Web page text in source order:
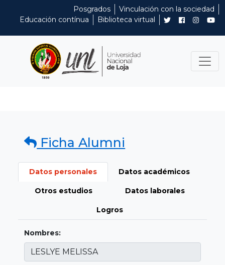
Posgrados
Vinculación con la sociedad
Educación contínua
Biblioteca virtual
Ficha Alumni
Datos personales Datos académicos
Otros estudios Datos laborales
Logros
Nombres: